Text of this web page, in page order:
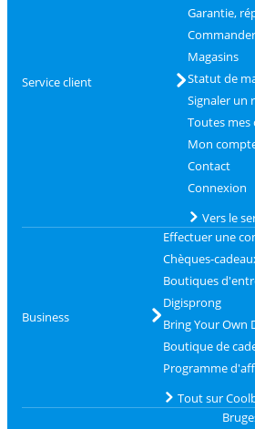
Service client
Garantie,
Commander
Magasins
Statut de
Signaler un
Toutes mes
Mon
Contact
Connexion
Vers le
Business
Effectuer une
Chèques-
Boutiques
Digisprong
Bring Your Own
Boutique de
Programme
Tout sur